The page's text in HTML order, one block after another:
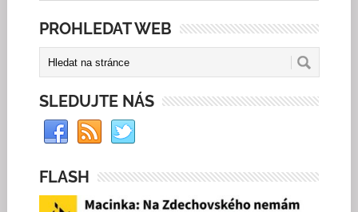
PROHLEDAT WEB
SLEDUJTE NÁS
FLASH